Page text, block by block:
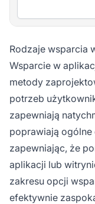
Rodzaje wsparcia
Wsparcie w
metody
potrzeb
zapewniają
poprawiają
zapewniając, że
aplikacji lub
zakresu opcji
efektywnie